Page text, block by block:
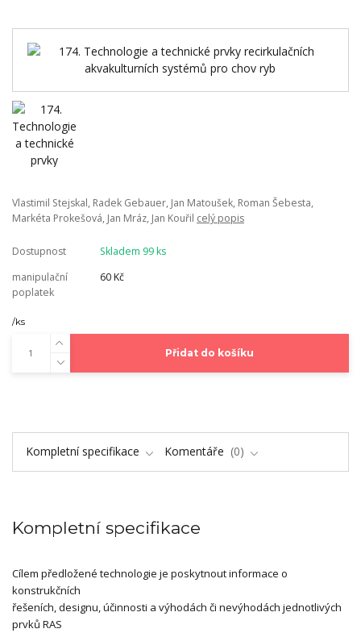
Vlastimil Stejskal, Radek Gebauer, Jan Matoušek, Roman Šebesta,
Markéta Prokešová, Jan Mráz, Jan Kouřil celý popis
Dostupnost
Skladem 99 ks
manipulační
poplatek
60 Kč
/ks
Přidat do košíku
Kompletní specifikace Komentáře 0
Kompletní specifikace
Cílem předložené technologie je poskytnout informace o
konstrukčních
řešeních, designu, účinnosti a výhodách či nevýhodách jednotlivých
prvků RAS